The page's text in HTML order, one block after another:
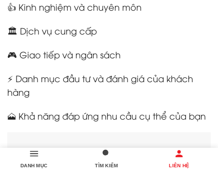
👍 Kinh nghiệm và chuyên môn
🏛️ Dịch vụ cung cấp
🎮 Giao tiếp và ngân sách
⚡ Danh mục đầu tư và đánh giá của khách
hàng
🗻 Khả năng đáp ứng nhu cầu cụ thể của bạn
DANH MỤC TÌM KIẾM LIÊN HỆ